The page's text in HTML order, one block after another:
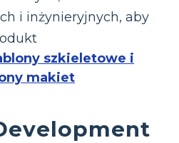
i inżynieryjnych, aby
szkieletowe i
makiet